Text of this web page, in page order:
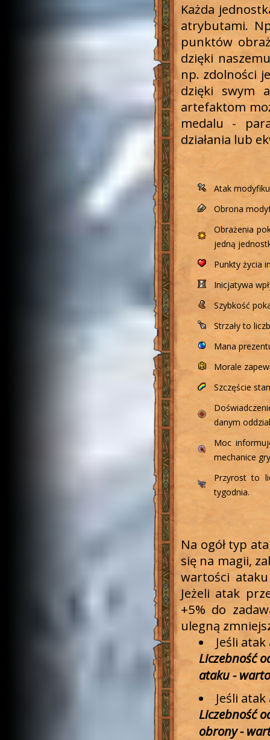
Każda
atrybutami.
punktów
dzięki
np. zdolności
dzięki swym
artefaktom
medalu -
działania lub
Atak
Obrona
Obrażenia
jedną
Punkty życia
Inicjatywa
Szybkość
Strzały to
Mana
Morale
Szczęście
danym
Moc
mechanice
Przyrost to
tygodnia.
Na ogół typ
się na magii,
wartości
Jeżeli atak
+5% do
ulegną
Jeśli
Liczebność
ataku -
Jeśli
Liczebność
obrony -